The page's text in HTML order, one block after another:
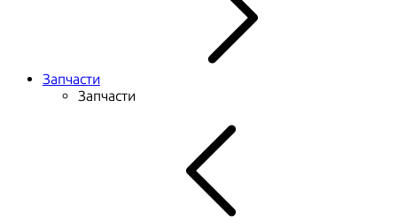
Запчасти
Запчасти